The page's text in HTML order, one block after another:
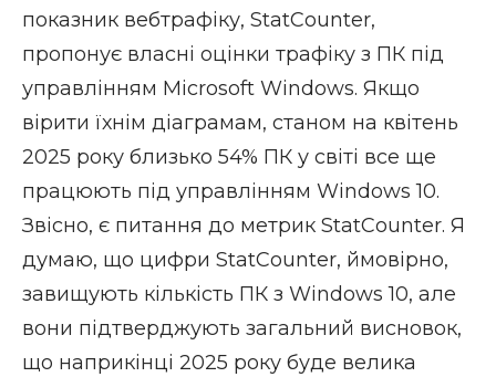
показник вебтрафіку, StatCounter,
пропонує власні оцінки трафіку з ПК під
управлінням Microsoft Windows. Якщо
вірити їхнім діаграмам, станом на квітень
2025 року близько 54% ПК у світі все ще
працюють під управлінням Windows 10.
Звісно, є питання до метрик StatCounter. Я
думаю, що цифри StatCounter, ймовірно,
завищують кількість ПК з Windows 10, але
вони підтверджують загальний висновок,
що наприкінці 2025 року буде велика